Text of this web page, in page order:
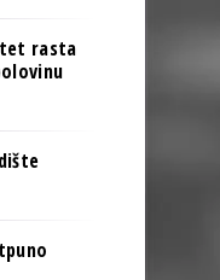
REGIONA
NA RAFU
rasta